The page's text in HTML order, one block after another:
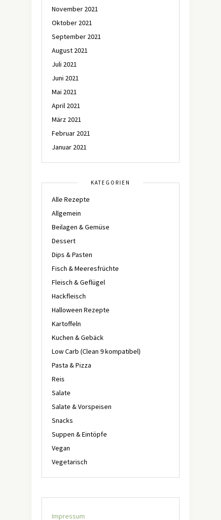
November 2021
Oktober 2021
September 2021
August 2021
Juli 2021
Juni 2021
Mai 2021
April 2021
März 2021
Februar 2021
Januar 2021
KATEGORIEN
Alle Rezepte
Allgemein
Beilagen & Gemüse
Dessert
Dips & Pasten
Fisch & Meeresfrüchte
Fleisch & Geflügel
Hackfleisch
Halloween Rezepte
Kartoffeln
Kuchen & Gebäck
Low Carb (Clean 9 kompatibel)
Pasta & Pizza
Reis
Salate
Salate & Vorspeisen
Snacks
Suppen & Eintöpfe
Vegan
Vegetarisch
Impressum